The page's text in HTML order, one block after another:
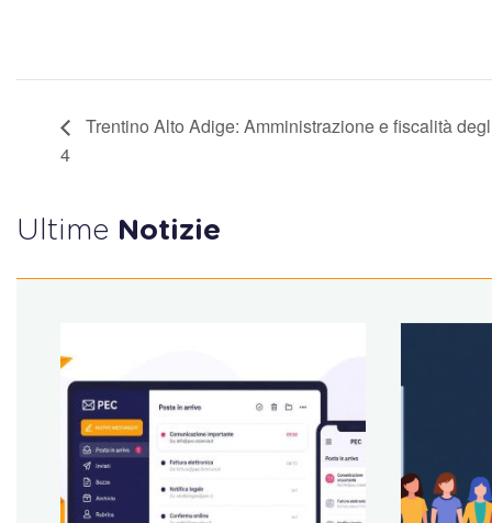
Trentino Alto Adige: Amministrazione e fiscalità
4
Ultime Notizie